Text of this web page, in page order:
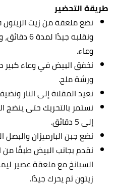
طريقة التحضير
نضع ملعقة من زيت
ونقلبه
وعاء.
نخفق البيض في وعاء كبير
ورشة ملح.
نعيد المقلاة إلى النار
إلى 5 دقائق.
نضع جبن البارميزان
نقدم بجانب البيض طبقًا من
السبانخ مع ملعقة عصير
زيتون ثم يحرك جيدًا.